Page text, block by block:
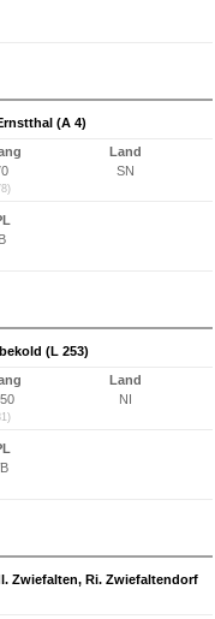
(A 4)
Land
SN
(L 253)
Land
NI
Zwiefalten, Ri. Zwiefaltendorf